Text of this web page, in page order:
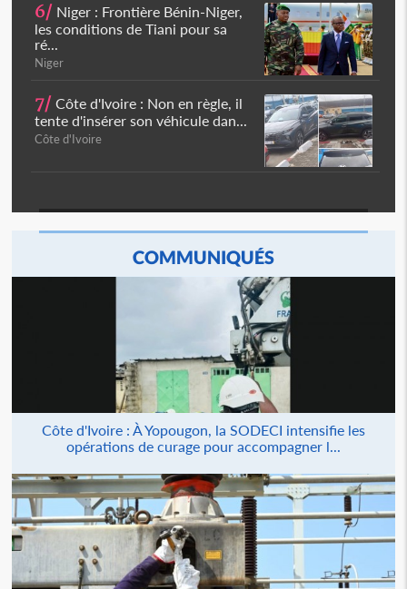
6/ Niger : Frontière Bénin-Niger,
les conditions de Tiani pour sa
ré...
Niger
7/ Côte d'Ivoire : Non en règle, il
tente d'insérer son véhicule dan...
Côte d'Ivoire
COMMUNIQUÉS
Côte d'Ivoire : À Yopougon, la SODECI intensifie les
opérations de curage pour accompagner l...